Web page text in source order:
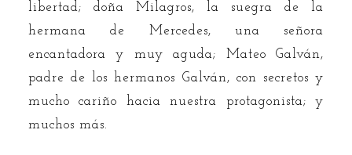
libertad; doña Milagros, la suegra de la
hermana de Mercedes, una señora
encantadora y muy aguda; Mateo Galván,
padre de los hermanos Galván, con secretos y
mucho cariño hacia nuestra protagonista; y
muchos más.